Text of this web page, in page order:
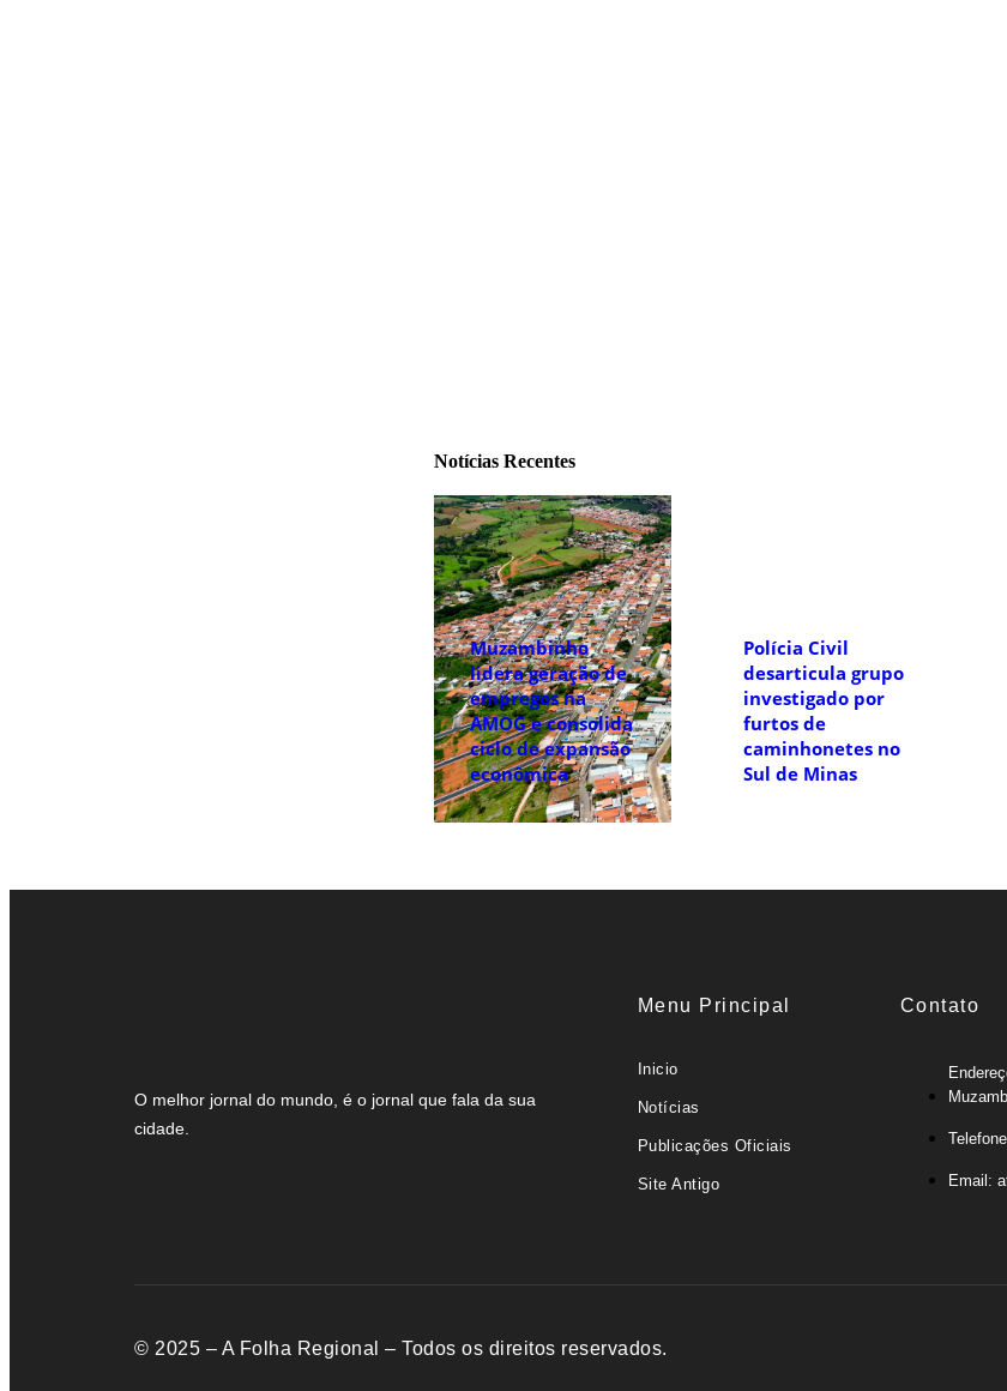
Notícias Recentes
Muzambinho
lidera geração de
empregos na
AMOG e consolida
ciclo de expansão
econômica
Polícia Civil
desarticula grupo
investigado por
furtos de
caminhonetes no
Sul de Minas
O melhor jornal do mundo, é o jornal que fala da sua
cidade.
Menu Principal
Inicio
Notícias
Publicações Oficiais
Site Antigo
Contato
Email:
© 2025 – A Folha Regional – Todos os direitos reservados.